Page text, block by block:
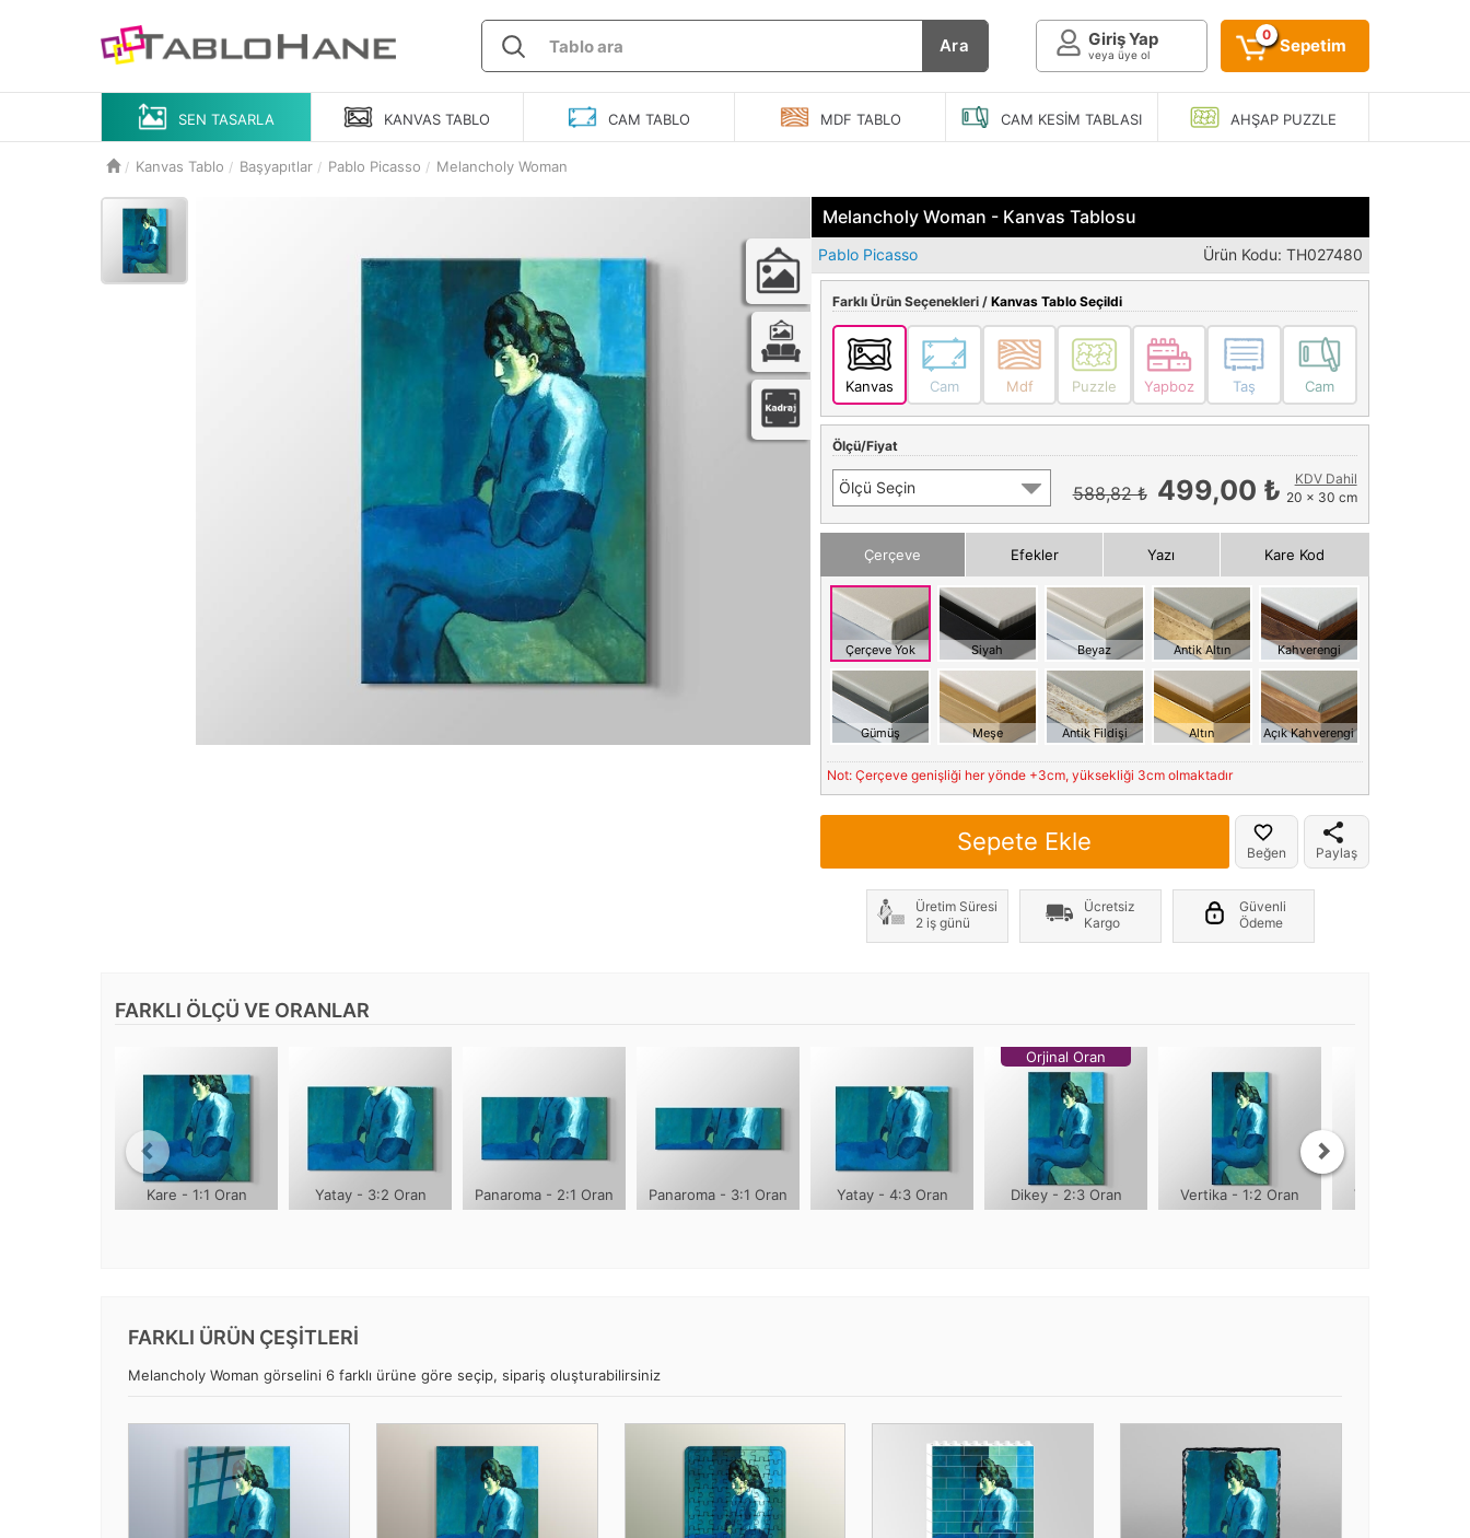
Ara Giriş Yap
veya üye ol
0
Sepetim
SEN TASARLA KANVAS TABLO CAM TABLO MDF TABLO CAM KESIM TABLASI AHŞAPPUZZLE
Kanvas Tablo Başyapıtlar Pablo Picasso Melancholy Woman
Melancholy Woman - Kanvas Tablosu
Pablo Picasso Ürün Kodu: TH027480
Farklı Ürün Seçenekleri / Kanvas Tablo Seçildi
Kanvas Cam Mdf Puzzle Yapboz Taş Cam
Ölçü/Fiyat
Ölçü Seçin 588,82 ₺ 499,00 ₺
KDV Dahil
20 x 30 cm
Çerçeve Efekler Yazı Kare Kod
Çerçeve Yok Siyah Beyaz Antik Altın Kahverengi
Gümüş Meşe Antik Fildişi Altın Açık Kahverengi
Not: Çerçeve genişliği her yönde +3cm, yüksekliği 3cm olmaktadır
Sepete Ekle Beğen Paylaş
Üretim Süresi
2 iş günü
Ücretsiz
Kargo
Güvenli
Ödeme
FARKLI ÖLÇÜ VE ORANLAR
Kare - 1:1 Oran Yatay - 3:2 Oran Panaroma - 2:1 Oran Panaroma - 3:1 Oran Yatay - 4:3 Oran
Orjinal Oran
Dikey - 2:3 Oran Vertika - 1:2 Oran Vertika - 1:3
FARKLI ÜRÜN ÇEŞİTLERİ
Melancholy Woman görselini 6 farklı ürüne göre seçip, sipariş oluşturabilirsiniz